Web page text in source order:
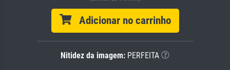
Adicionar no carrinho
Nitidez da imagem: PERFEITA